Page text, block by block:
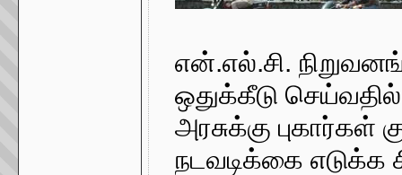
என்.எல்.சி.
ஒதுக்கீடு
அரசுக்கு புகார்கள்
நடவடிக்கை எடுக்க